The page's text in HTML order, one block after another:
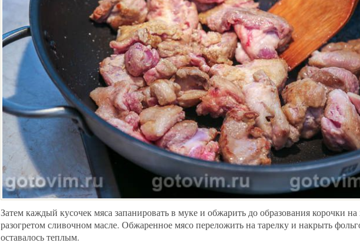
Затем каждый кусочек мяса запанировать в муке и обжарить до образования корочки
разогретом сливочном масле. Обжаренное мясо переложить на тарелку и накрыть
оставалось теплым.